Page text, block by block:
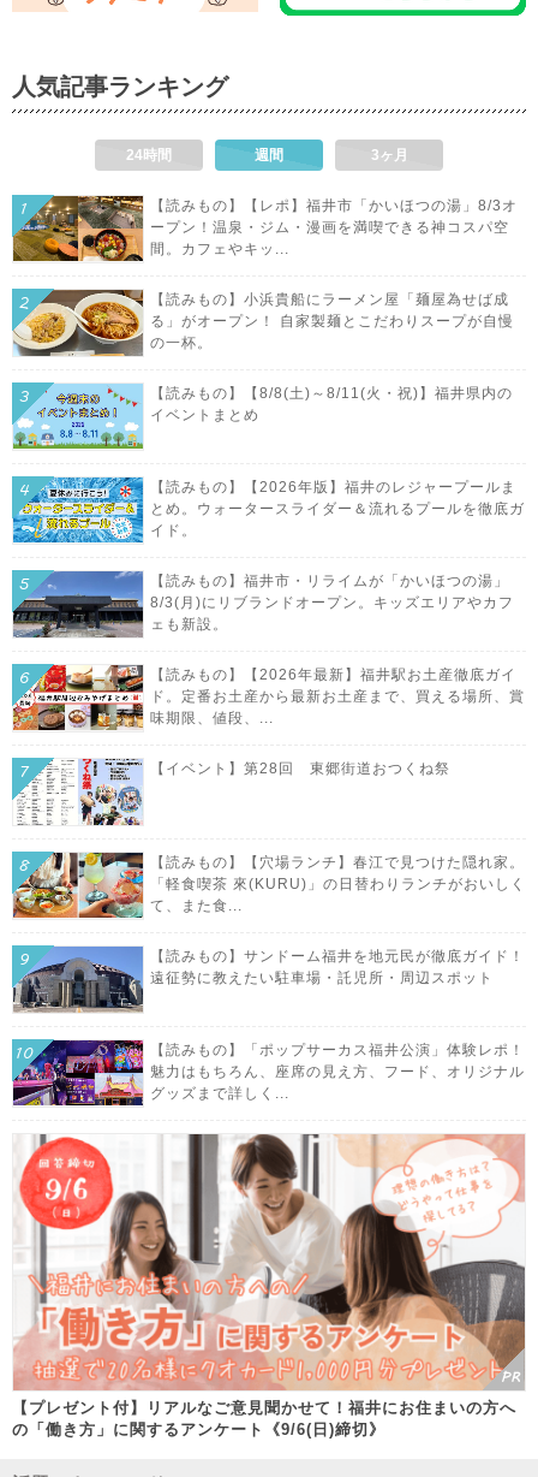
人気記事ランキング
24時間 週間 3ヶ月
【読みもの】【レポ】福井市「かいほつの湯」8/3オ
ープン！温泉・ジム・漫画を満喫できる神コスパ空
間。カフェやキッ...
【読みもの】小浜貴船にラーメン屋「麺屋為せば成
る」がオープン！ 自家製麺とこだわりスープが自慢
の一杯。
【読みもの】【8/8(土)～8/11(火・祝)】福井県内の
イベントまとめ
【読みもの】【2026年版】福井のレジャープールま
とめ。ウォータースライダー＆流れるプールを徹底ガ
イド。
【読みもの】福井市・リライムが「かいほつの湯」
8/3(月)にリブランドオープン。キッズエリアやカフ
ェも新設。
【読みもの】【2026年最新】福井駅お土産徹底ガイ
ド。定番お土産から最新お土産まで、買える場所、賞
味期限、値段、...
【イベント】第28回 東郷街道おつくね祭
【読みもの】【穴場ランチ】春江で見つけた隠れ家。
「軽食喫茶 來(KURU)」の日替わりランチがおいしく
て、また食...
【読みもの】サンドーム福井を地元民が徹底ガイド！
遠征勢に教えたい駐車場・託児所・周辺スポット
【読みもの】「ポップサーカス福井公演」体験レポ！
魅力はもちろん、座席の見え方、フード、オリジナル
グッズまで詳しく...
【プレゼント付】リアルなご意見聞かせて！福井にお住まいの方へ
の「働き方」に関するアンケート《9/6(日)締切》